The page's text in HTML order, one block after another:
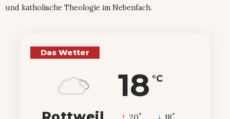
und katholische Theologie im Nebenfach.
Das Wetter
18 °C
20° 18°